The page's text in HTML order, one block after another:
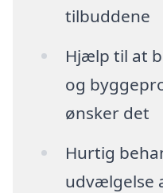
tilbuddene
Hjælp til at
og
ønsker det
Hurtig
udvælgelse